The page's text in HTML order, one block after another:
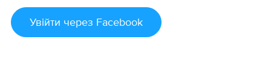
Увійти через Facebook